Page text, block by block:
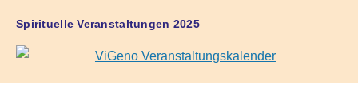
Spirituelle Veranstaltungen 2025